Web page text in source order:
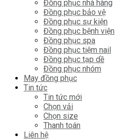
Đồng phục nhà hàng
Đồng phục bảo vệ
Đồng phục sự kiện
Đồng phục bệnh viện
Đồng phục spa
Đồng phục tiệm nail
Đồng phục tạp dề
Đồng phục nhóm
May đồng phục
Tin tức
Tin tức mới
Chọn vải
Chọn size
Thanh toán
Liên hệ